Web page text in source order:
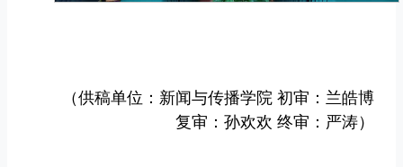
（供稿单位：新闻与传播学院 初审：兰皓博
复审：孙欢欢 终审：严涛）